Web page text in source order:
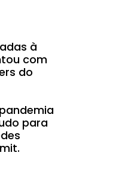
à
com
do
para